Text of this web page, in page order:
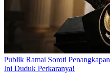
Publik Ramai Soroti
Ini Duduk Perkaranya!